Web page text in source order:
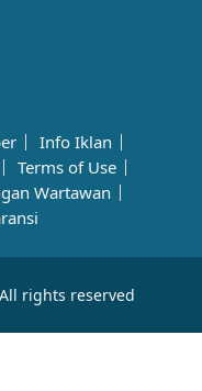
Info Iklan
Terms of Use
Wartawan
rights reserved